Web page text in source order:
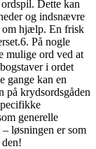
Dette kan
og indsnævre
om hjælp. En frisk
På nogle
mulige ord ved at
i ordet
gange kan en
på krydsordsgåden
generelle
løsningen er som